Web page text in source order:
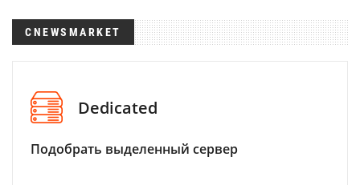
CNEWSMARKET
Dedicated
Подобрать выделенный сервер